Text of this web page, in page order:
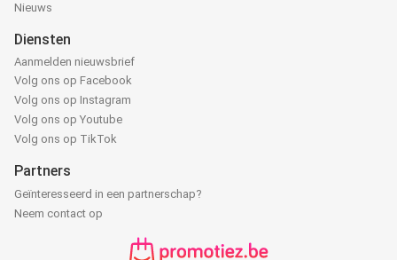
Nieuws
Diensten
Aanmelden nieuwsbrief
Volg ons op Facebook
Volg ons op Instagram
Volg ons op Youtube
Volg ons op TikTok
Partners
Geïnteresseerd in een partnerschap?
Neem contact op